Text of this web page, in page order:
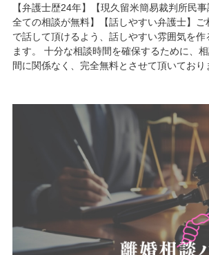
【弁護士歴24年】【現久留米簡易裁判所民
全ての相談が無料】【話しやすい弁護士】
で話して頂けるよう、話しやすい雰囲気を
ます。 十分な相談時間を確保するために、
間に関係なく、完全無料とさせて頂いており